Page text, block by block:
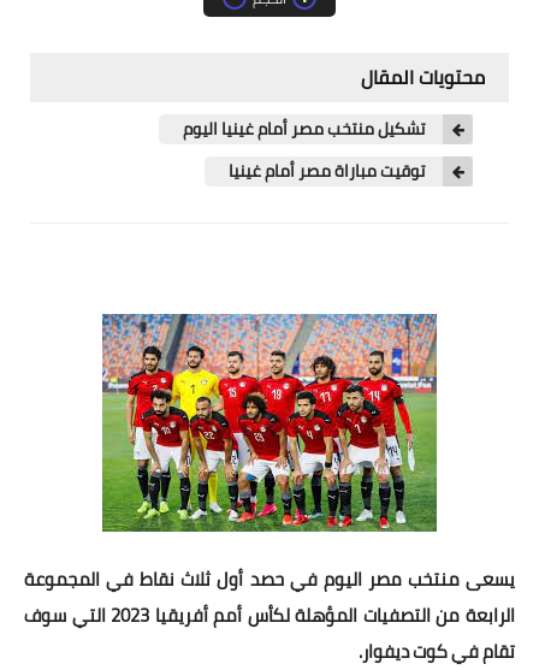
محتويات المقال
تشكيل منتخب مصر أمام غينيا اليوم
توقيت مباراة مصر أمام غينيا
يسعى منتخب مصر اليوم في حصد أول ثلاث نقاط في المجموعة
الرابعة من التصفيات المؤهلة لكأس أمم أفريقيا 2023 التي سوف
تقام في كوت ديفوار.